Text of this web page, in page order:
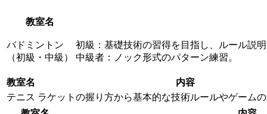
教室名
バドミントン
（初級・中級）
初級：基礎技術の習得を目指し、ルール説
中級者：ノック形式のパターン練習。
教室名
内容
テニス ラケットの握り方から基本的な技術ルールやゲーム